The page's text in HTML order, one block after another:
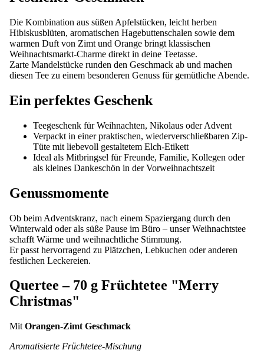
Die Kombination aus süßen Apfelstücken, leicht herben
Hibiskusblüten, aromatischen Hagebuttenschalen sowie dem
warmen Duft von Zimt und Orange bringt klassischen
Weihnachtsmarkt-Charme direkt in deine Teetasse.
Zarte Mandelstücke runden den Geschmack ab und machen
diesen Tee zu einem besonderen Genuss für gemütliche Abende.
Ein perfektes Geschenk
Teegeschenk für Weihnachten, Nikolaus oder Advent
Verpackt in einer praktischen, wiederverschließbaren Zip-
Tüte mit liebevoll gestaltetem Elch-Etikett
Ideal als Mitbringsel für Freunde, Familie, Kollegen oder
als kleines Dankeschön in der Vorweihnachtszeit
Genussmomente
Ob beim Adventskranz, nach einem Spaziergang durch den
Winterwald oder als süße Pause im Büro – unser Weihnachtstee
schafft Wärme und weihnachtliche Stimmung.
Er passt hervorragend zu Plätzchen, Lebkuchen oder anderen
festlichen Leckereien.
Quertee – 70 g Früchtetee "Merry
Christmas"
Mit Orangen-Zimt Geschmack
Aromatisierte Früchtetee-Mischung